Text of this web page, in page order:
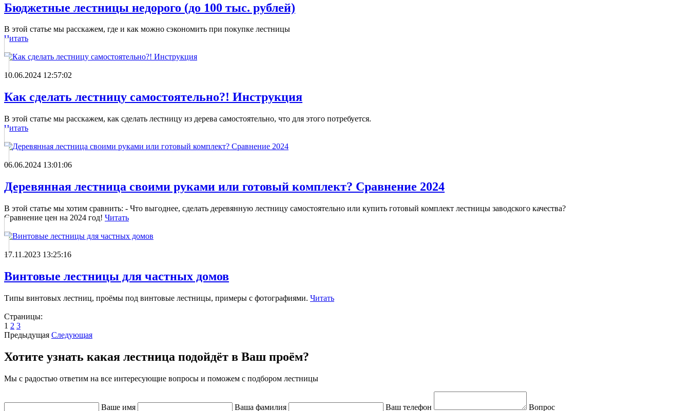
Бюджетные лестницы недорого (до 100 тыс. рублей)
В этой статье мы расскажем, где и как можно сэкономить при покупке лестницы
Читать
10.06.2024 12:57:02
Как сделать лестницу самостоятельно?! Инструкция
В этой статье мы расскажем, как сделать лестницу из дерева самостоятельно, что для этого потребуется.
Читать
06.06.2024 13:01:06
Деревянная лестница своими руками или готовый комплект? Сравнение 2024
В этой статье мы хотим сравнить: - Что выгоднее, сделать деревянную лестницу самостоятельно или купить готовый комплект лестницы заводского качества?
Сравнение цен на 2024 год! Читать
17.11.2023 13:25:16
Винтовые лестницы для частных домов
Типы винтовых лестниц, проёмы под винтовые лестницы, примеры с фотографиями. Читать
Страницы:
1 2 3
Предыдущая Следующая
Хотите узнать какая лестница подойдёт в Ваш проём?
Мы с радостью ответим на все интересующие вопросы и поможем с подбором лестницы
Ваше имя Ваша фамилия Ваш телефон Вопрос